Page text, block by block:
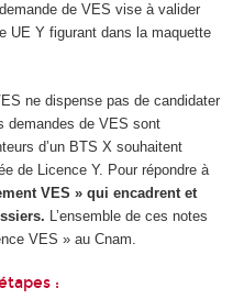
de VES vise à valider
UE Y figurant dans la maquette
ne dispense pas de candidater
demandes de VES sont
d’un BTS X souhaitent
de Licence Y. Pour répondre à
VES » qui encadrent et
L’ensemble de ces notes
VES » au Cnam.
: